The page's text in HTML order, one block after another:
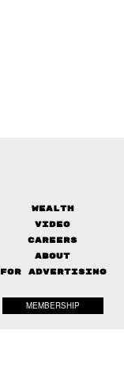
Wealth
Video
Careers
About
FOR ADVERTISING
MEMBERSHIP